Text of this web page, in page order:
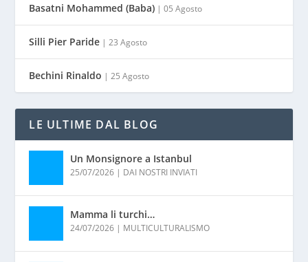
Basatni Mohammed (Baba) | 05 Agosto
Silli Pier Paride | 23 Agosto
Bechini Rinaldo | 25 Agosto
LE ULTIME DAL BLOG
Un Monsignore a Istanbul
25/07/2026 | DAI NOSTRI INVIATI
Mamma li turchi…
24/07/2026 | MULTICULTURALISMO